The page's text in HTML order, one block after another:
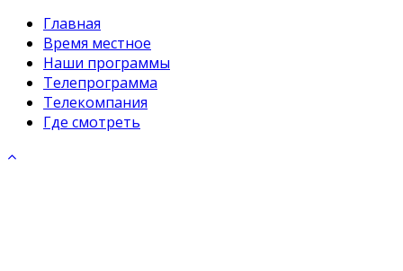
Главная
Время местное
Наши программы
Телепрограмма
Телекомпания
Где смотреть